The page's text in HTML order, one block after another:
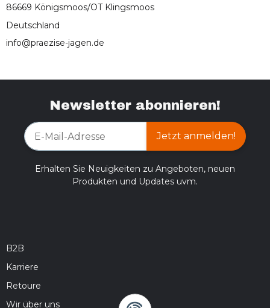
86669 Königsmoos/OT Klingsmoos
Deutschland
info@praezise-jagen.de
Newsletter abonnieren!
Jetzt anmelden!
Erhalten Sie Neuigkeiten zu Angeboten, neuen
Produkten und Updates uvm.
B2B
Karriere
Retoure
Wir über uns